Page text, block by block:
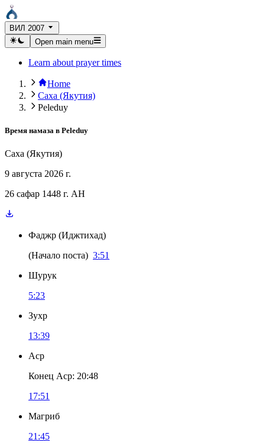
ВИЛ 2007
Open main menu
Learn about prayer times
Home
Саха (Якутия)
Peleduy
Время намаза в Peleduy
Саха (Якутия)
9 августа 2026 г.
26 сафар 1448 г. AH
Фаджр (Иджтихад)
(Начало поста) 3:51
Шурук
5:23
Зухр
13:39
Аср
Конец Аср: 20:48
17:51
Магриб
21:45